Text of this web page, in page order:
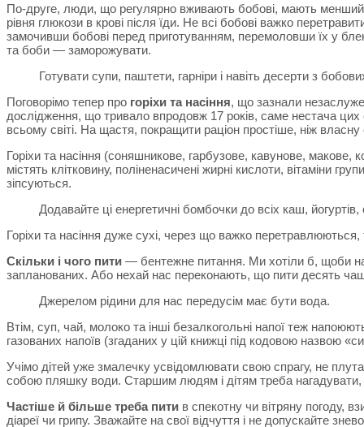
По-друге, люди, що регулярно вживають бобові, мають менший
рівня глюкози в крові після їди. Не всі бобові важко
замочивши бобові перед приготуванням, перемоловши їх у
та боби — заморожувати.
Готувати супи, паштети, гарніри і навіть десерти з
Поговорімо тепер про горіхи та насіння, що зазнали
дослідження, що тривало впродовж 17 років, саме нестача
всьому світі. На щастя, покращити раціон простіше, ніж власну
Горіхи та насіння (соняшникове, гарбузове, кавунове,
містять клітковину, поліненасичені жирні кислоти, вітаміни
зіпсуються.
Додавайте ці енергетичні бомбочки до всіх каш,
Горіхи та насіння дуже сухі, через що важко
Скільки і чого пити — бентежне питання. Ми хотіли б, щоби
запланованих. Або нехай нас переконають, що пити десять
Джерелом рідини для нас передусім має бути вода.
Втім, суп, чай, молоко та інші безалкогольні напої теж
газованих напоїв (згаданих у цій книжці під кодовою назвою
Учімо дітей уже змалечку усвідомлювати свою спрагу, не
собою пляшку води. Старшим людям і дітям треба нагадувати,
Частіше й більше треба пити в спекотну чи вітряну погоду,
діареї чи грипу. Зважайте на свої відчуття і не допускайте